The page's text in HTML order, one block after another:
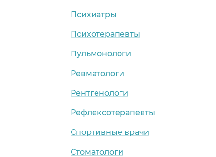
Психиатры
Психотерапевты
Пульмонологи
Ревматологи
Рентгенологи
Рефлексотерапевты
Спортивные врачи
Стоматологи